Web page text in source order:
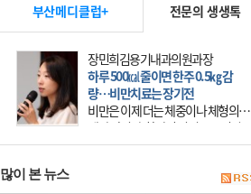
부산메디클럽+ 전문의 생생톡
장민희김용기내과의원과장
하루 500㎉ 줄이면 한주 0.5㎏ 감
량…비만치료는 장기전
비만은 이제 더는 체중이나 체형의 문
제가 아니다. 하나의 질병으로 인지
하고 치료와 관리를 해야 한다. 세계
많이 본 뉴스